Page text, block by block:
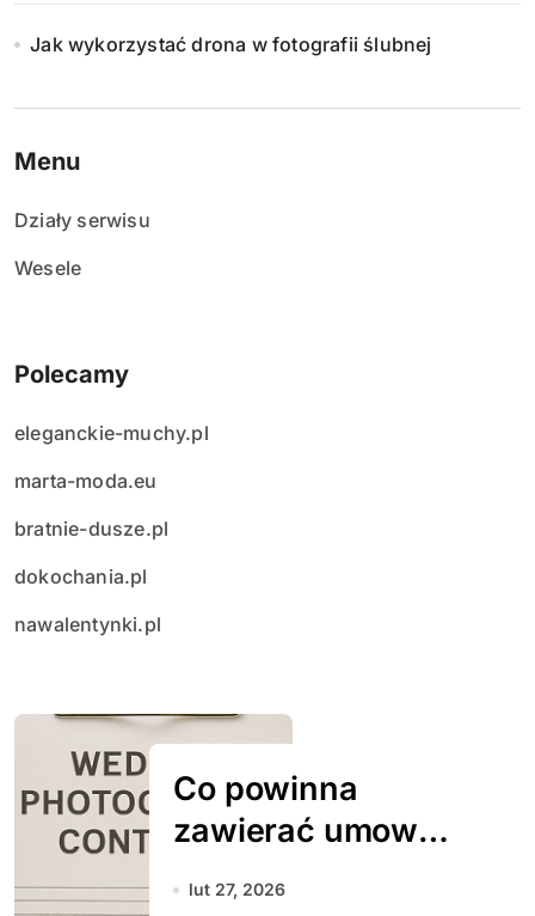
Jak wykorzystać drona w fotografii ślubnej
Menu
Działy serwisu
Wesele
Polecamy
eleganckie-muchy.pl
marta-moda.eu
bratnie-dusze.pl
dokochania.pl
nawalentynki.pl
Co powinna
zawierać umowa
z fotografem
lut 27, 2026